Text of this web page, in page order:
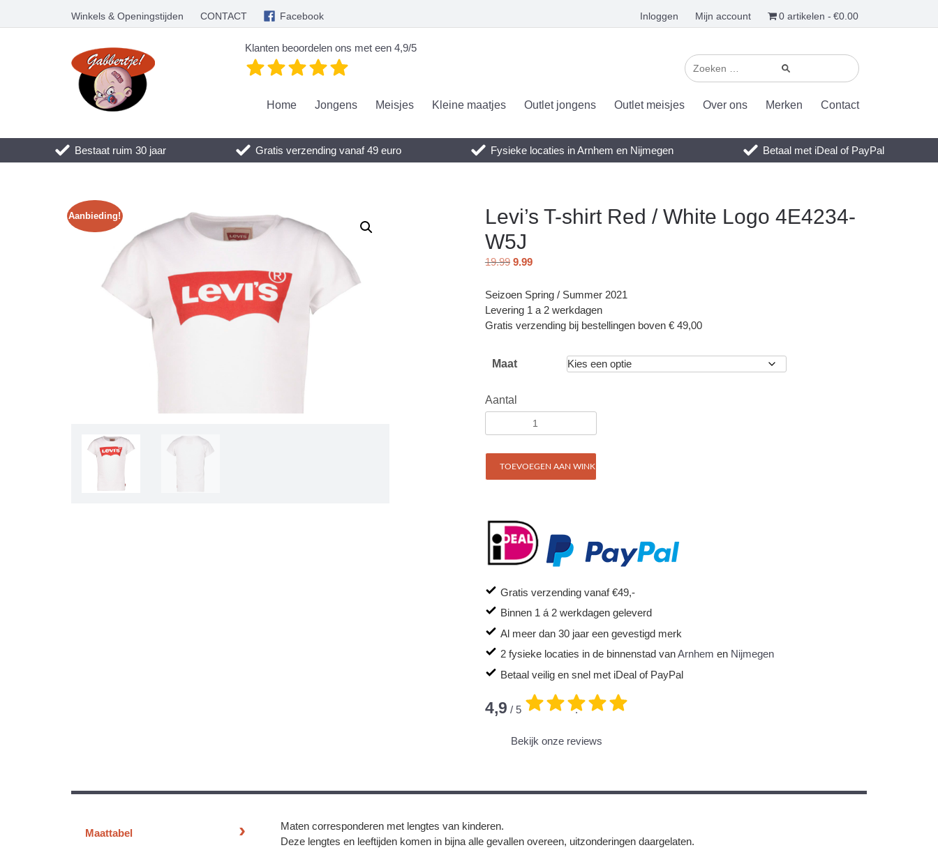
Winkels & Openingstijden CONTACT Facebook Inloggen Mijn account 0 artikelen €0.00
Klanten beoordelen ons met een 4,9/5
Home Jongens Meisjes Kleine maatjes Outlet jongens Outlet meisjes Over ons Merken Contact
Bestaat ruim 30 jaar Gratis verzending vanaf 49 euro Fysieke locaties in Arnhem en Nijmegen Betaal met iDeal of PayPal
Aanbieding!
Levi’s T-shirt Red / White Logo 4E4234-
W5J
19.99 9.99
Seizoen Spring / Summer 2021
Levering 1 a 2 werkdagen
Gratis verzending bij bestellingen boven € 49,00
Maat
Aantal
TOEVOEGEN AAN WINKELWAGEN
Gratis verzending vanaf €49,-
Binnen 1 á 2 werkdagen geleverd
Al meer dan 30 jaar een gevestigd merk
2 fysieke locaties in de binnenstad vanArnhem en Nijmegen
Betaal veilig en snel met iDeal of PayPal
4,9 / 5 .
Bekijk onze reviews
Maattabel
Maten corresponderen met lengtes van kinderen.
Deze lengtes en leeftijden komen in bijna alle gevallen overeen, uitzonderingen daargelaten.